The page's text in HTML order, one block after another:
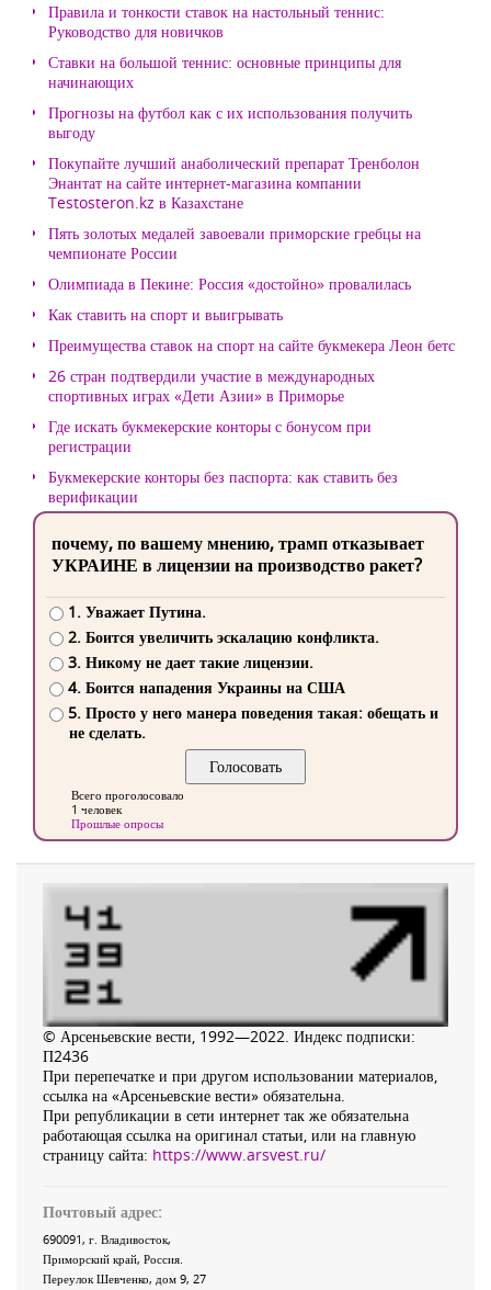
Правила и тонкости ставок на настольный теннис:
Руководство для новичков
Ставки на большой теннис: основные принципы для
начинающих
Прогнозы на футбол как с их использования получить
выгоду
Покупайте лучший анаболический препарат Тренболон
Энантат на сайте интернет-магазина компании
Testosteron.kz в Казахстане
Пять золотых медалей завоевали приморские гребцы на
чемпионате России
Олимпиада в Пекине: Россия «достойно» провалилась
Как ставить на спорт и выигрывать
Преимущества ставок на спорт на сайте букмекера Леон бетс
26 стран подтвердили участие в международных
спортивных играх «Дети Азии» в Приморье
Где искать букмекерские конторы с бонусом при
регистрации
Букмекерские конторы без паспорта: как ставить без
верификации
почему, по вашему мнению, трамп отказывает
УКРАИНЕ в лицензии на производство ракет?
1. Уважает Путина.
2. Боится увеличить эскалацию конфликта.
3. Никому не дает такие лицензии.
4. Боится нападения Украины на США
5. Просто у него манера поведения такая: обещать и
не сделать.
Всего проголосовало
1 человек
Прошлые опросы
© Арсеньевские вести, 1992—2022. Индекс подписки:
П2436
При перепечатке и при другом использовании материалов,
ссылка на «Арсеньевские вести» обязательна.
При републикации в сети интернет так же обязательна
работающая ссылка на оригинал статьи, или на главную
страницу сайта: https://www.arsvest.ru/
Почтовый адрес:
690091, г. Владивосток,
Приморский край, Россия
Переулок Шевченко, дом 9, 27